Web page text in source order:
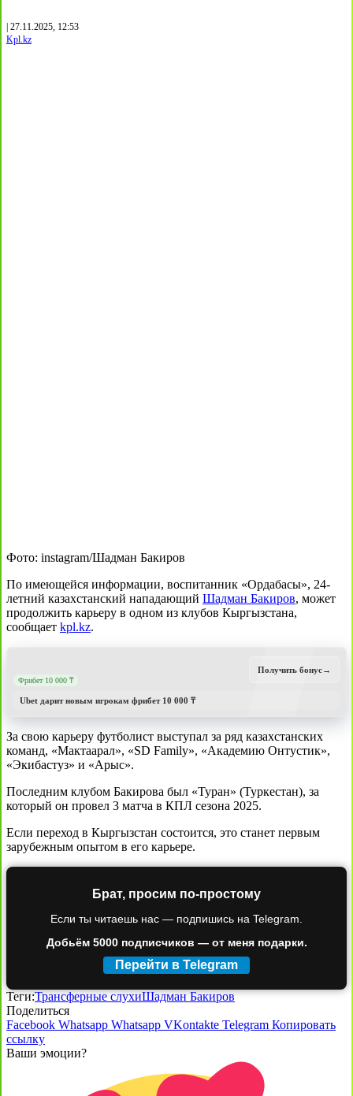
| 27.11.2025, 12:53
Kpl.kz
Фото: instagram/Шадман Бакиров
По имеющейся информации, воспитанник «Ордабасы», 24-
летний казахстанский нападающий Шадман Бакиров, может
продолжить карьеру в одном из клубов Кыргызстана,
сообщает kpl.kz.
Фрибет 10 000 ₸
Ubet дарит новым игрокам фрибет 10 000 ₸
Получить бонус→
За свою карьеру футболист выступал за ряд казахстанских
команд, «Мактаарал», «SD Family», «Академию Онтустик»,
«Экибастуз» и «Арыс».
Последним клубом Бакирова был «Туран» (Туркестан), за
который он провел 3 матча в КПЛ сезона 2025.
Если переход в Кыргызстан состоится, это станет первым
зарубежным опытом в его карьере.
Брат, просим по-простому
Если ты читаешь нас — подпишись на Telegram.
Добьём 5000 подписчиков — от меня подарки.
Перейти в Telegram
Теги:Трансферные слухиШадман Бакиров
Поделиться
Facebook Whatsapp Whatsapp VKontakte Telegram Копировать
ссылку
Ваши эмоции?